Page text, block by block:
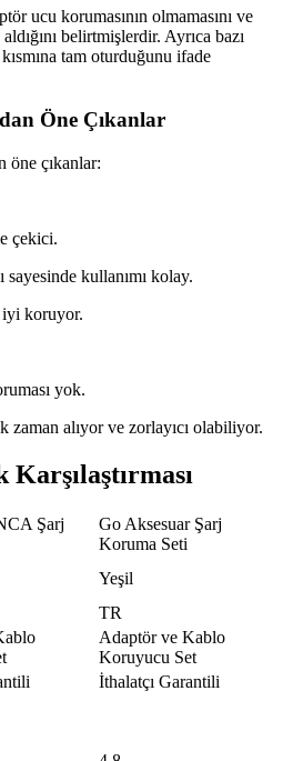
ucu korumasının olmamasını ve
belirtmişlerdir. Ayrıca bazı
tam oturduğunu ifade
Öne Çıkanlar
öne çıkanlar:
çekici.
sayesinde kullanımı kolay.
iyi koruyor.
yok.
zaman alıyor ve zorlayıcı olabiliyor.
Şarj
Go Aksesuar Şarj
Koruma Seti
Yeşil
TR
Adaptör ve Kablo
Koruyucu Set
İthalatçı Garantili